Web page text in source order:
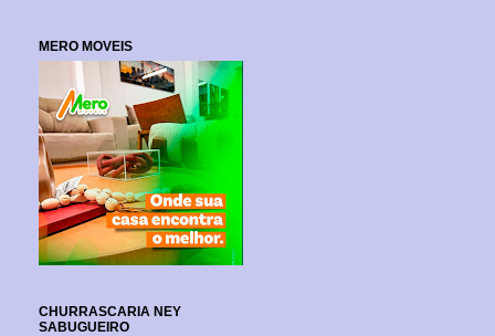
MERO MOVEIS
CHURRASCARIA NEY
SABUGUEIRO